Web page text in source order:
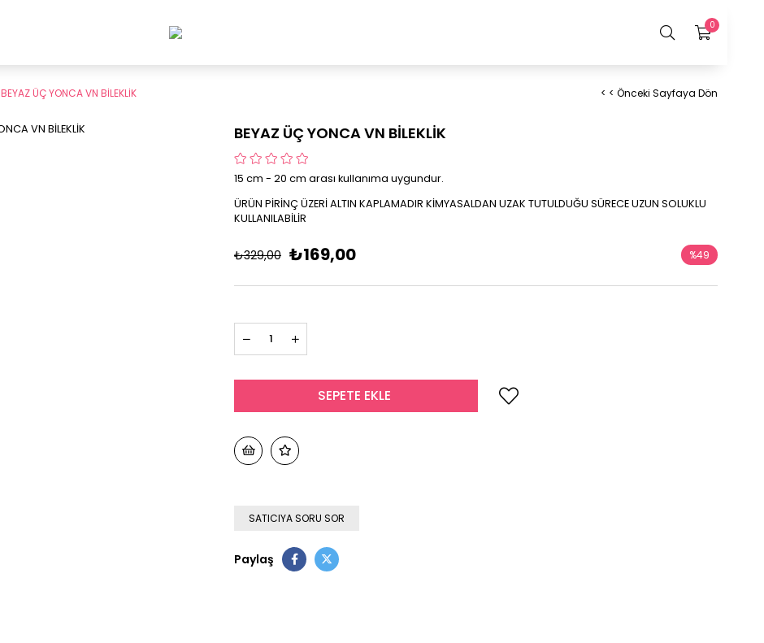
0
BEYAZ ÜÇ YONCA VN BİLEKLİK < < Önceki Sayfaya Dön
BEYAZ ÜÇ YONCA VN BİLEKLİK
15 cm - 20 cm arası kullanıma uygundur.
ÜRÜN PİRİNÇ ÜZERİ ALTIN KAPLAMADIR KİMYASALDAN UZAK TUTULDUĞU SÜRECE UZUN SOLUKLU
KULLANILABİLİR
₺329,00 ₺169,00 %49
SATICIYA SORU SOR
Paylaş